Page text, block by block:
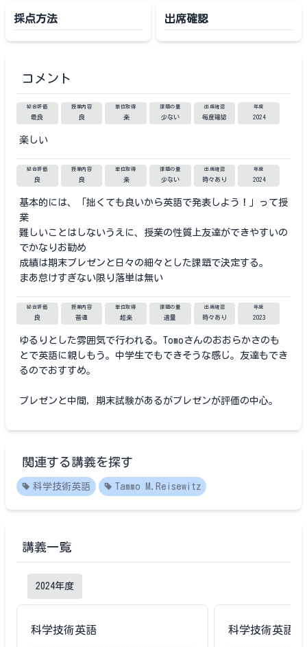
採点方法 出席確認
コメント
総合評価
最良
授業内容
良
単位取得
楽
課題の量
少ない
出席確認
毎度確認
年度
2024
楽しい
総合評価
良
授業内容
良
単位取得
楽
課題の量
少ない
出席確認
時々あり
年度
2024
基本的には、「拙くても良いから英語で発表しよう！」って授
業
難しいことはしないうえに、授業の性質上友達ができやすいの
でかなりお勧め
成績は期末プレゼンと日々の細々とした課題で決定する。
まあ怠けすぎない限り落単は無い
総合評価
良
授業内容
普通
単位取得
超楽
課題の量
適量
出席確認
時々あり
年度
2023
ゆるりとした雰囲気で行われる。Tomoさんのおおらかさのも
とで英語に親しもう。中学生でもできそうな感じ。友達もでき
るのでおすすめ。
プレゼンと中間，期末試験があるがプレゼンが評価の中心。
関連する講義を探す
科学技術英語 Tammo M.Reisewitz
講義一覧
2024年度
科学技術英語 科学技術英語